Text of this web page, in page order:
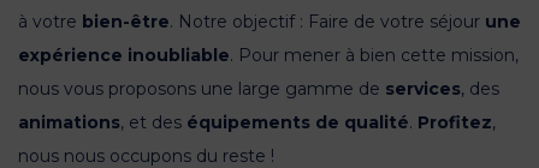
à votre bien-être. Notre objectif : Faire de votre séjour une
expérience inoubliable. Pour mener à bien cette mission,
nous vous proposons une large gamme de services, des
animations, et des équipements de qualité. Profitez,
nous nous occupons du reste !